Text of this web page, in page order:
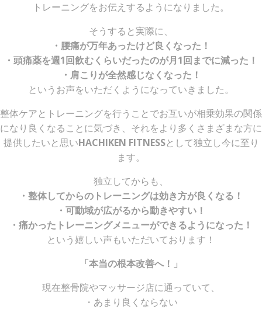
トレーニングをお伝えするようになりました。
そうすると実際に、
・腰痛が万年あったけど良くなった！
・頭痛薬を週1回飲むくらいだったのが月1回までに減った！
・肩こりが全然感じなくなった！
というお声をいただくようになっていきました。
整体ケアとトレーニングを行うことでお互いが相乗効果の関係
になり良くなることに気づき、それをより多くさまざまな方に
提供したいと思いHACHIKEN FITNESSとして独立し今に至り
ます。
独立してからも、
・整体してからのトレーニングは効き方が良くなる！
・可動域が広がるから動きやすい！
・痛かったトレーニングメニューができるようになった！
という嬉しい声もいただいております！
「本当の根本改善へ！」
現在整骨院やマッサージ店に通っていて、
・あまり良くならない